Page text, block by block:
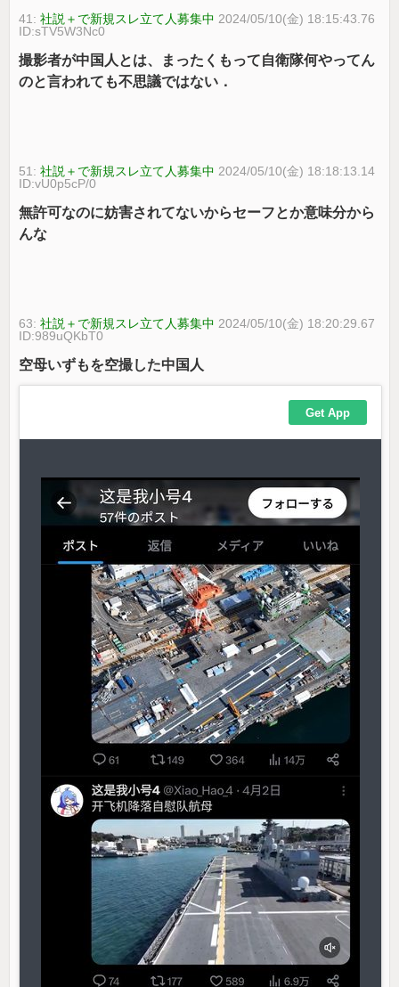
41:社説＋で新規スレ立て人募集中 2024/05/10(金) 18:15:43.76
ID:sTV5W3Nc0
撮影者が中国人とは、まったくもって自衛隊何やってん
のと言われても不思議ではない．
51:社説＋で新規スレ立て人募集中 2024/05/10(金) 18:18:13.14
ID:vU0p5cP/0
無許可なのに妨害されてないからセーフとか意味分から
んな
63:社説＋で新規スレ立て人募集中 2024/05/10(金) 18:20:29.67
ID:989uQKbT0
空母いずもを空撮した中国人